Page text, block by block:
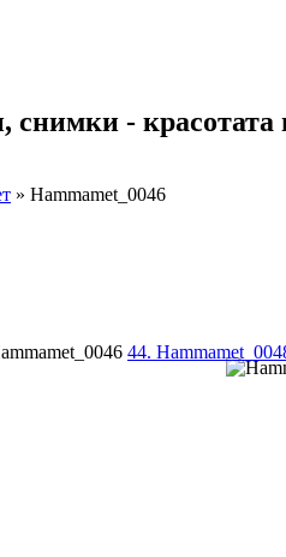
- красотата
» Hammamet_0046
44.